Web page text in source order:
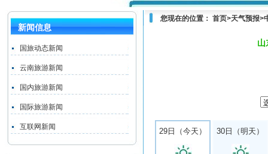
新闻信息
国旅动态新闻
云南旅游新闻
国内旅游新闻
国际旅游新闻
互联网新闻
您现在的位置： 首页>天气预报>
山
29日（今天） 30日（明天）